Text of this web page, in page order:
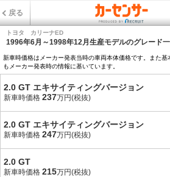
戻る
トヨタ カリーナED
1996年6月～1998年12月生産モデルのグレード
新車時価格はメーカー発表当時の車両本体価格です。また
もメーカー発表時の情報に基いています。
2.0 GT エキサイティングバージョン
新車時価格 237万円(税抜)
2.0 GT エキサイティングバージョン
新車時価格 247万円(税抜)
2.0 GT
新車時価格 215万円(税抜)